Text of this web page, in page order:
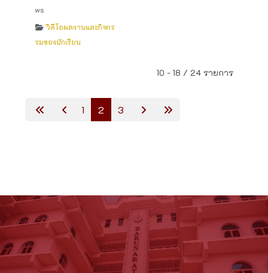
ws
วิดีโอผลงานและกิจกร
รมของนักเรียน
10 - 18 / 24 รายการ
1 2 3